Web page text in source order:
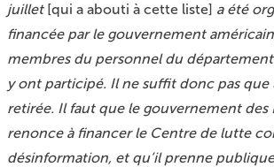
juillet[qui a abouti à cette liste] a été
financée par le gouvernement
membres du personnel du département
y ont participé. Il ne suffit donc pas que
retirée. Il faut que le gouvernement des
renonce à financer le Centre de lutte
désinformation, et qu’il prenne